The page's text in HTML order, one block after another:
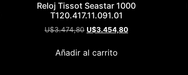
Reloj Tissot Seastar 1000
T120.417.11.091.01
U$3.474,80 U$3.454,80
Añadir al carrito